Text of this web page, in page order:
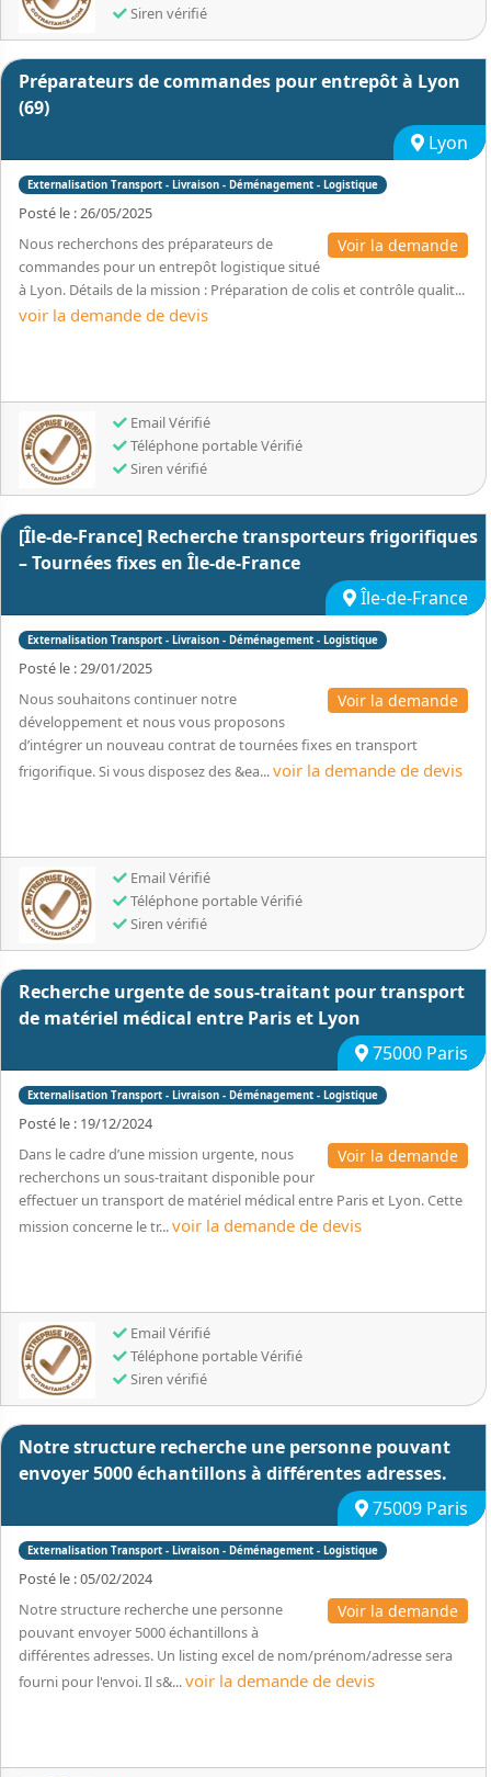
Siren vérifié
Préparateurs de commandes pour entrepôt à Lyon
(69)
Lyon
Externalisation Transport - Livraison - Déménagement - Logistique
Posté le : 26/05/2025
Voir la demande
Nous recherchons des préparateurs de
commandes pour un entrepôt logistique situé
à Lyon. Détails de la mission : Préparation de colis et contrôle qualit...
voir la demande de devis
Email Vérifié
Téléphone portable Vérifié
Siren vérifié
[Île-de-France] Recherche transporteurs frigorifiques
– Tournées fixes en Île-de-France
Île-de-France
Externalisation Transport - Livraison - Déménagement - Logistique
Posté le : 29/01/2025
Voir la demande
Nous souhaitons continuer notre
développement et nous vous proposons
d’intégrer un nouveau contrat de tournées fixes en transport
frigorifique. Si vous disposez des &ea...voir la demande de devis
Email Vérifié
Téléphone portable Vérifié
Siren vérifié
Recherche urgente de sous-traitant pour transport
de matériel médical entre Paris et Lyon
75000 Paris
Externalisation Transport - Livraison - Déménagement - Logistique
Posté le : 19/12/2024
Voir la demande
Dans le cadre d’une mission urgente, nous
recherchons un sous-traitant disponible pour
effectuer un transport de matériel médical entre Paris et Lyon. Cette
mission concerne le tr...voir la demande de devis
Email Vérifié
Téléphone portable Vérifié
Siren vérifié
Notre structure recherche une personne pouvant
envoyer 5000 échantillons à différentes adresses.
75009 Paris
Externalisation Transport - Livraison - Déménagement - Logistique
Posté le : 05/02/2024
Voir la demande
Notre structure recherche une personne
pouvant envoyer 5000 échantillons à
différentes adresses. Un listing excel de nom/prénom/adresse sera
fourni pour l'envoi. Il s&...voir la demande de devis